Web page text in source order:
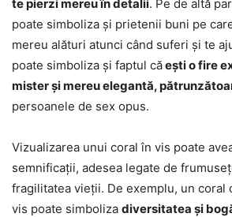
te pierzi mereu în detalii. Pe de altă
poate simboliza și prietenii buni pe
mereu alături atunci când suferi și te
poate simboliza și faptul căești o fire
mister și mereu elegantă,
persoanele de sex opus.
Vizualizarea unui coral în vis poate
semnificații, adesea legate de
fragilitatea vieții. De exemplu, un coral
vis poate simboliza diversitatea și